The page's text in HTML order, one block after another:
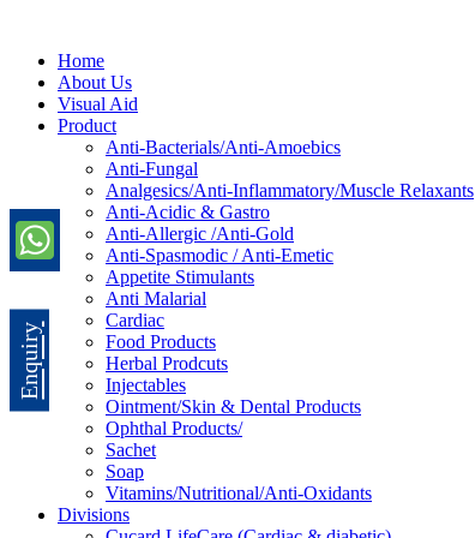
Enquiry
Home
About Us
Visual Aid
Product
Anti-Bacterials/Anti-Amoebics
Anti-Fungal
Analgesics/Anti-Inflammatory/Muscle Relaxants
Anti-Acidic & Gastro
Anti-Allergic /Anti-Gold
Anti-Spasmodic / Anti-Emetic
Appetite Stimulants
Anti Malarial
Cardiac
Food Products
Herbal Prodcuts
Injectables
Ointment/Skin & Dental Products
Ophthal Products/
Sachet
Soap
Vitamins/Nutritional/Anti-Oxidants
Divisions